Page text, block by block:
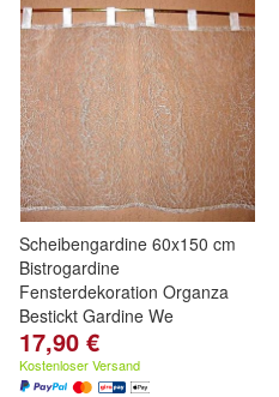
Scheibengardine 60x150 cm
Bistrogardine
Fensterdekoration Organza
Bestickt Gardine We
17,90 €
Kostenloser Versand